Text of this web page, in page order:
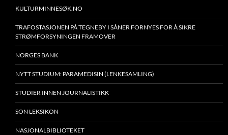
KULTURMINNESØK.NO
TRAFOSTASJONEN PÅ TEGNEBY I SÅNER FORNYES FOR Å SIKRE
STRØMFORSYNINGEN FRAMOVER
NORGES BANK
NYTT STUDIUM: PARAMEDISIN (LENKESAMLING)
STUDIER INNEN JOURNALISTIKK
SON LEKSIKON
NASJONALBIBLIOTEKET